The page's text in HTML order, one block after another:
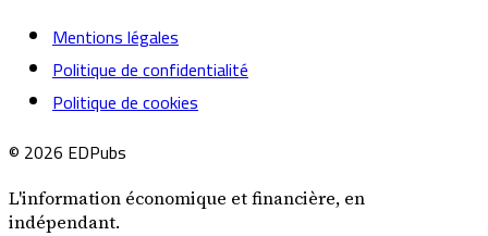
Mentions légales
Politique de confidentialité
Politique de cookies
© 2026 EDPubs
L'information économique et financière, en
indépendant.